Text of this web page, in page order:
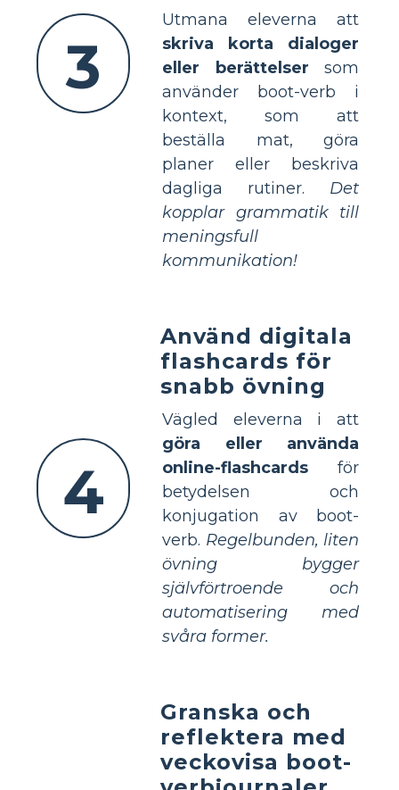
3
Utmana eleverna att
skriva korta dialoger
eller berättelser som
använder boot-verb i
kontext, som att
beställa mat, göra
planer eller beskriva
dagliga rutiner. Det
kopplar grammatik till
meningsfull
kommunikation!
4
Använd digitala
flashcards för
snabb övning
Vägled eleverna i att
göra eller använda
online-flashcards för
betydelsen och
konjugation av boot-
verb. Regelbunden, liten
övning bygger
självförtroende och
automatisering med
svåra former.
Granska och
reflektera med
veckovisa boot-